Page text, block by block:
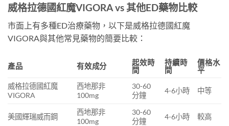
威格拉德國紅魔VIGORA vs 其他ED藥物比較
市面上有多種ED治療藥物，以下是威格拉德國紅魔
VIGORA與其他常見藥物的簡要比較：
產品 有效成分
起效時
間
持續時
間
價格水
平
威格拉德國紅魔
VIGORA
西地那非
100mg
30-60
分鐘
4-6小時 中等
美國輝瑞威而鋼
西地那非
100mg
30-60
分鐘
4-6小時 較高